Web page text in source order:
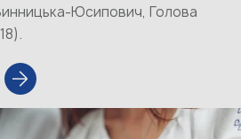
Юсипович, Голова